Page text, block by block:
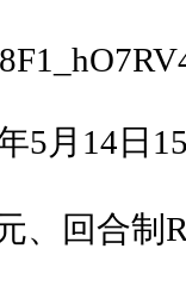
5月14日
、回合制